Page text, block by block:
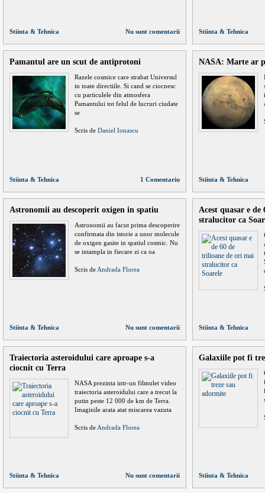
Stiinta & Tehnica Nu sunt comentarii Stiinta & Tehnica
Pamantul are un scut de antiprotoni
Razele cosmice care strabat Universul
in toate directiile. Si cand se ciocnesc
cu particulele din atmosfera
Pamantului tot felul de lucruri ciudate
se
Scris de Daniel Ionascu
Stiinta & Tehnica 1 Comentariu
NASA: Marte ar
Stiinta & Tehnica
Astronomii au descoperit oxigen in spatiu
Astronomii au facut prima descoperire
confirmata din istorie a unor molecule
de oxigen gasite in spatiul cosmic. Nu
se intampla in fiecare zi ca oa
Scris de Andrada Florea
Stiinta & Tehnica Nu sunt comentarii
Acest quasar e
stralucitor ca
Stiinta & Tehnica
Traiectoria asteroidului care aproape s-a
ciocnit cu Terra
NASA prezinta intr-un filmulet video
traiectoria asteroidului care a trecut la
putin peste 12 000 de km de Terra.
Imaginile arata atat miscarea vazuta
Scris de Andrada Florea
Stiinta & Tehnica Nu sunt comentarii
Galaxiile pot fi
Stiinta & Tehnica